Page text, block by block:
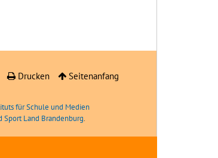
Drucken Seitenanfang
für Schule und Medien
Sport Land Brandenburg.